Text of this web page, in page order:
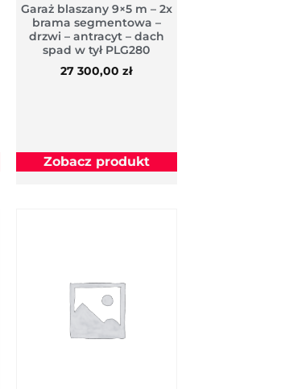
Garaż blaszany 9×5 m – 2x
brama segmentowa –
drzwi – antracyt – dach
spad w tył PLG280
27 300,00zł
Zobacz produkt